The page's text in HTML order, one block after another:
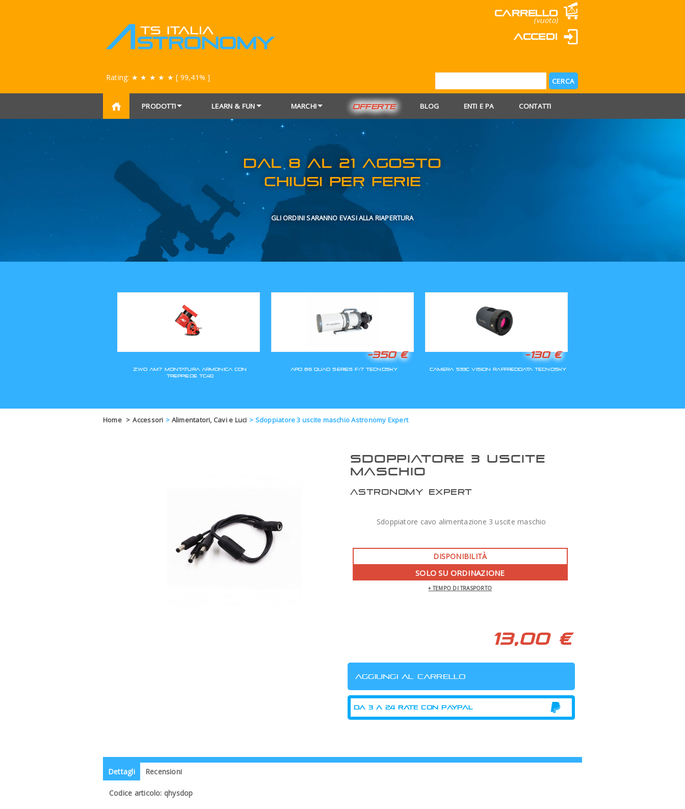
Carrello
(vuoto)
Accedi
Rating: ★ ★ ★ ★ ★ [ 99,41% ]
PRODOTTI LEARN & FUN MARCHI OFFERTE BLOG ENTI E PA CONTATTI
DAL 8 AL 21 AGOSTO
CHIUSI PER FERIE
Home > Accessori > Alimentatori, Cavi e Luci > Sdoppiatore 3 uscite maschio Astronomy Expert
SDOPPIATORE 3 USCITE
MASCHIO
ASTRONOMY EXPERT
Sdoppiatore cavo alimentazione 3 uscite maschio
DISPONIBILITÀ
SOLO SU ORDINAZIONE
+ TEMPO DI TRASPORTO
13,00 €
Dettagli Recensioni
Codice articolo: qhysdop